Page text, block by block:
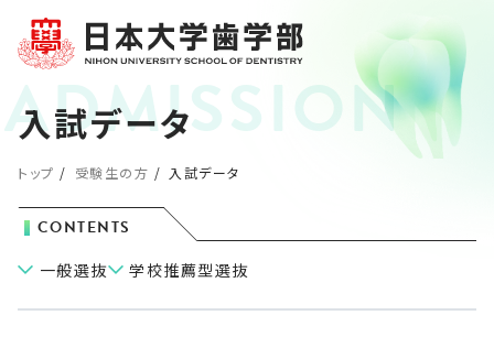
入試データ
トップ 受験生の方 入試データ
CONTENTS
一般選抜 学校推薦型選抜